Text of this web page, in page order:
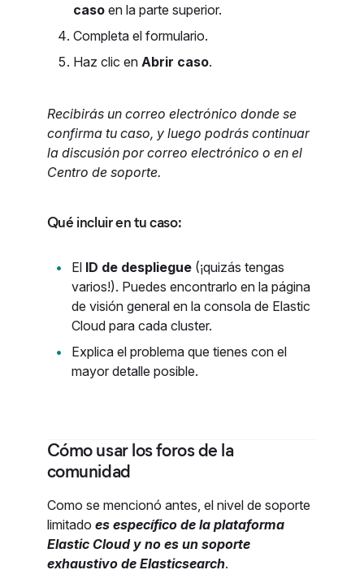
casoen la parte superior.
Completa el formulario.
Haz clic en Abrir caso.
Recibirás un correo electrónico donde se
confirma tu caso, y luego podrás continuar
la discusión por correo electrónico o en el
Centro de soporte.
Qué incluir en tu caso:
El ID de despliegue(¡quizás tengas
varios!). Puedes encontrarlo en la página
de visión general en la consola de Elastic
Cloud para cada cluster.
Explica el problema que tienes con el
mayor detalle posible.
Cómo usar los foros de la
comunidad
Como se mencionó antes, el nivel de soporte
limitado es específico de la plataforma
Elastic Cloud y no es un soporte
exhaustivo de Elasticsearch.